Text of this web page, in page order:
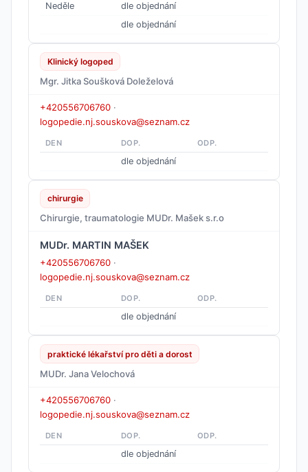
Neděle
dle objednání
dle objednání
Klinický logoped
Mgr. Jitka Soušková Doleželová
+420556706760 ·
logopedie.nj.souskova@seznam.cz
DEN DOP. ODP.
dle objednání
chirurgie
Chirurgie, traumatologie MUDr. Mašek s.r.o
MUDr. MARTIN MAŠEK
+420556706760 ·
logopedie.nj.souskova@seznam.cz
DEN DOP. ODP.
dle objednání
praktické lékařství pro děti a dorost
MUDr. Jana Velochová
+420556706760 ·
logopedie.nj.souskova@seznam.cz
DEN DOP. ODP.
dle objednání